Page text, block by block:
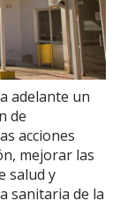
adelante un
de
acciones
mejorar las
salud y
sanitaria de la